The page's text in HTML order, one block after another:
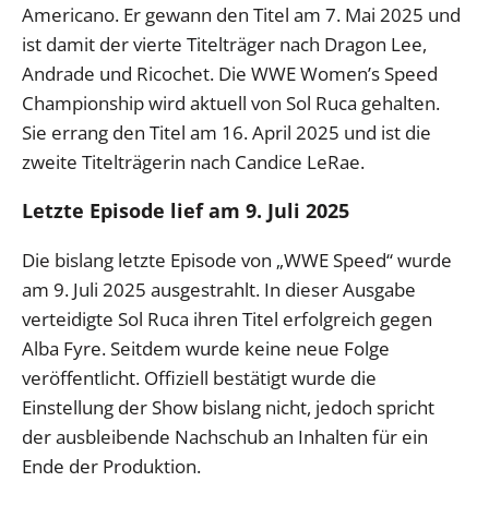
Americano. Er gewann den Titel am 7. Mai 2025 und
ist damit der vierte Titelträger nach Dragon Lee,
Andrade und Ricochet. Die WWE Women’s Speed
Championship wird aktuell von Sol Ruca gehalten.
Sie errang den Titel am 16. April 2025 und ist die
zweite Titelträgerin nach Candice LeRae.
Letzte Episode lief am 9. Juli 2025
Die bislang letzte Episode von „WWE Speed“ wurde
am 9. Juli 2025 ausgestrahlt. In dieser Ausgabe
verteidigte Sol Ruca ihren Titel erfolgreich gegen
Alba Fyre. Seitdem wurde keine neue Folge
veröffentlicht. Offiziell bestätigt wurde die
Einstellung der Show bislang nicht, jedoch spricht
der ausbleibende Nachschub an Inhalten für ein
Ende der Produktion.